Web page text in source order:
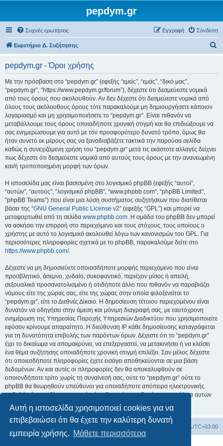
Αυτή η ιστοσελίδα χρησιμοποιεί cookies για να
επιβεβαιώσει ότι θα έχετε την καλύτερη δυνατή
εμπειρία χρήσης. Μάθετε περισσότερα
pepdym.gr
Συχνές ερωτήσεις Σύνδεση
Εγγραφή
Ευρετήριο Δ. Συζήτησης
pepdym.gr - Όροι χρήσης
Με την πρόσβαση στο “pepdym.gr” (εφεξής “εμείς”, “εμάς”, “δικό μας”,
“pepdym.gr”, “https://www.pepdym.gr/forum”), δέχεστε ότι δεσμεύεστε νομικά
από τους όρους που ακολουθούν. Αν δεν δέχεστε ότι δεσμεύεστε νομικά από
όλους τους ακόλουθους όρους τότε παρακαλούμε μη δημιουργήσετε κάποιον
λογαριασμό και μη χρησιμοποιήσετε το “pepdym.gr”. Είναι πιθανόν να
μεταβάλλουμε τους όρους οποιαδήποτε χρονική στιγμή και θα επιδιώξουμε να
σας ενημερώσουμε για αυτό με τον προσφορότερο δυνατό τρόπο, όμως θα
ήταν συνετό εκ μέρους σας να ξαναδιαβάζετε τακτικά την παρούσα σελίδα
καθώς η συνεχιζόμενη χρήση του “pepdym.gr” μετά τις εκάστοτε αλλαγές δείχνει
πως δέχεστε ότι δεσμεύεστε νομικά από αυτούς τους όρους με την ανανεωμένη
και/ή τροποποιημένη μορφή των όρων.
Η ιστοσελίδα μας είναι βασισμένη στο λογισμικό phpBB (εφεξής “αυτοί”,
“αυτών”, “αυτούς”, “λογισμικό phpBB”, “www.phpbb.com”, “phpBB Limited”,
“phpBB Teams”) που είναι μια λύση συστήματος συζητήσεων που διατίθεται
βάσει της “GNU General Public License v2” (εφεξής “GPL”) και μπορεί να
μεταφορτωθεί από τη σελίδα www.phpbb.com. Η ομάδα του phpBB δεν μπορεί
να ασκήσει την επιρροή στο περιεχόμενο και τους στόχους, τους οποίους ο
χρήστης με αυτό το λογισμικό ακολουθεί λόγω των κανονισμών του GPL. Για
περισσότερες πληροφορίες σχετικά με το phpBB, παρακαλούμε δείτε στο
https://www.phpbb.com/.
Δέχεστε να μη δημοσιεύετε οποιασδήποτε μορφής περιεχόμενο που είναι
προσβλητικό, άσεμνο, χυδαίο, συκοφαντικό, περιέχον μίσος ή απειλή,
σεξουαλικά προσανατολισμένο ή οτιδήποτε άλλο που πιθανόν να παραβιάζει
νόμους είτε της χώρας σας, είτε της χώρας στην οποία φιλοξενείται το
“pepdym.gr”, είτε το Διεθνές Δίκαιο. Η δημοσίευση τέτοιου περιεχομένου είναι
δυνατόν να οδηγήσει στην άμεση και μόνιμη διαγραφή σας, με ταυτόχρονη
ενημέρωση της Υπηρεσίας Παροχής Υπηρεσιών Διαδικτύου που χρησιμοποιείτε
εφόσον κρίνουμε απαραίτητο. Η διεύθυνση IP κάθε δημοσίευσης καταγράφεται
για τη δυνατότητα επιβολής των παρόντων όρων. Δέχεστε ότι το “pepdym.gr”
έχει το δικαίωμα να απομακρύνει, να επεξεργαστεί, να μετακινήσει ή να κλείσει
ένα θέμα συζήτησης οποιαδήποτε χρονική στιγμή επιλέξει. Σαν μέλος δέχεστε
ότι οποιεσδήποτε πληροφορίες έχετε εισάγει αποθηκεύονται σε μια βάση
δεδομένων. Αν και αυτές οι πληροφορίες δεν θα αποκαλυφθούν σε
οποιονδήποτε τρίτο χωρίς τη συναίνεσή σας, ούτε το “pepdym.gr” ούτε το
phpBB θα θεωρηθούν υπεύθυνοι για οποιαδήποτε απόπειρα ηλεκτρονικής
εισβολής ή παραβίασης η οποία είναι δυνατόν να οδηγήσει σε απώλεια αυτών
των δεδομένων.
UTC+03:00